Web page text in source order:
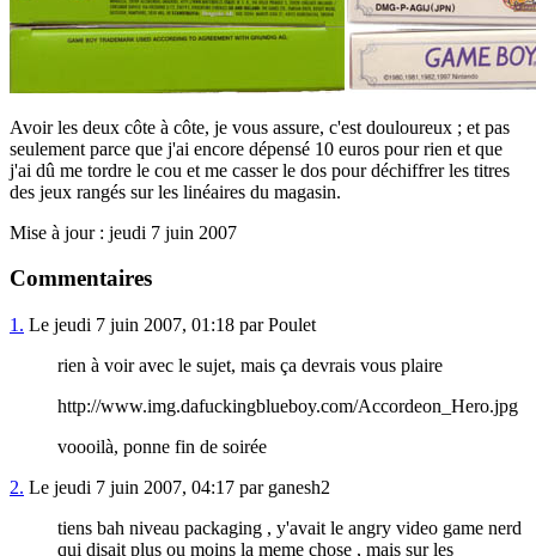
Avoir les deux côte à côte, je vous assure, c'est douloureux ; et pas
seulement parce que j'ai encore dépensé 10 euros pour rien et que
j'ai dû me tordre le cou et me casser le dos pour déchiffrer les titres
des jeux rangés sur les linéaires du magasin.
Mise à jour : jeudi 7 juin 2007
Commentaires
1. Le jeudi 7 juin 2007, 01:18 par Poulet
rien à voir avec le sujet, mais ça devrais vous plaire
http://www.img.dafuckingblueboy.com/Accordeon_Hero.jpg
voooilà, ponne fin de soirée
2. Le jeudi 7 juin 2007, 04:17 par ganesh2
tiens bah niveau packaging , y'avait le angry video game nerd
qui disait plus ou moins la meme chose , mais sur les